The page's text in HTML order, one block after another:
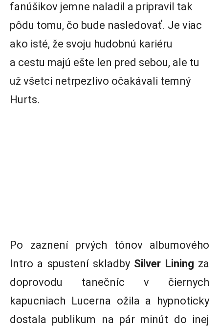
fanúšikov jemne naladil a pripravil tak
pôdu tomu, čo bude nasledovať. Je viac
ako isté, že svoju hudobnú kariéru
a cestu majú ešte len pred sebou, ale tu
už všetci netrpezlivo očakávali temný
Hurts.
Po zaznení prvých tónov albumového
Intro a spustení skladby Silver Lining za
doprovodu tanečníc v čiernych
kapucniach Lucerna ožila a hypnoticky
dostala publikum na pár minút do inej